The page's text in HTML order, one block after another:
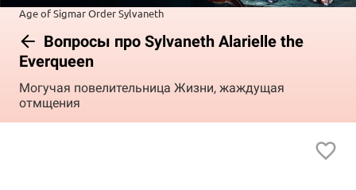
Age of SigmarOrderSylvaneth
Вопросы про Sylvaneth Alarielle the
Everqueen
Могучая повелительница Жизни, жаждущая
отмщения